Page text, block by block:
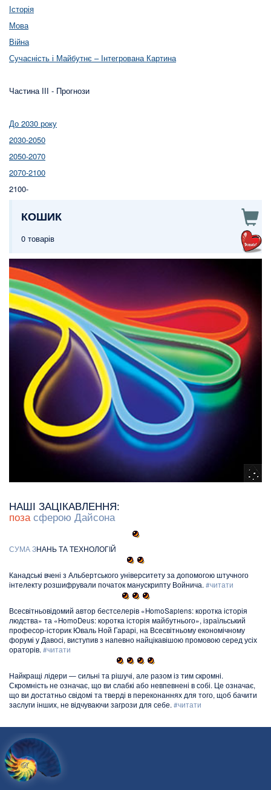
Історія
Мова
Війна
Сучасність і Майбутнє – Інтегрована Картина
Частина ІІІ - Прогнози
До 2030 року
2030-2050
2050-2070
2070-2100
2100-
КОШИК
0 товарів
НАШІ ЗАЦІКАВЛЕННЯ:
позасферою Дайсона
СУМАЗНАНЬ ТА ТЕХНОЛОГІЙ
Канадські вчені з Альбертського університету за допомогою штучного
інтелекту розшифрували початок манускрипту Войнича.#читати
Всесвітньовідомий автор бестселерів «HomoSapiens: коротка історія
людства» та «HomoDeus: коротка історія майбутнього», ізраїльський
професор-історик Юваль Ной Гарарі, на Всесвітньому економічному
форумі у Давосі, виступив з напевно найцікавішою промовою серед усіх
ораторів.#читати
Найкращі лідери — сильні та рішучі, але разом із тим скромні.
Скромність не означає, що ви слабкі або невпевнені в собі. Це означає,
що ви достатньо свідомі та тверді в переконаннях для того, щоб бачити
заслуги інших, не відчуваючи загрози для себе.#читати